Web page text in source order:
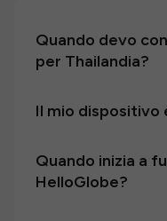
Quando devo
per Thailandia?
Il mio dispositivo
Quando inizia a
HelloGlobe?